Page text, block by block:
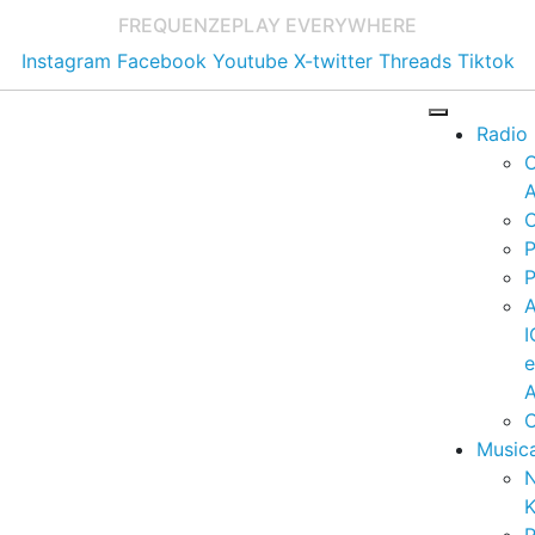
FREQUENZEPLAY EVERYWHERE
Instagram Facebook Youtube X-twitter Threads Tiktok
Radio
e